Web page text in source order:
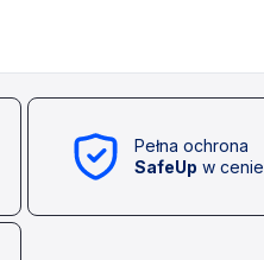
Pełna ochrona
SafeUp w cenie